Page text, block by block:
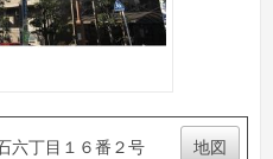
六丁目１６番２号 地図